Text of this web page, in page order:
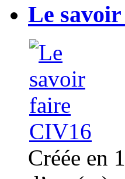
Le
Créée en